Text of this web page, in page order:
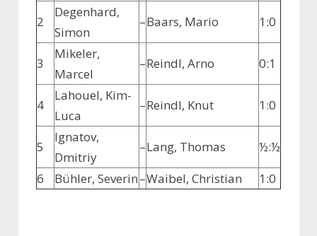
2
Degenhard,
Simon
–Baars, Mario 1:0
3
Mikeler,
Marcel
–Reindl, Arno 0:1
4
Lahouel, Kim-
Luca
–Reindl, Knut 1:0
5
Ignatov,
Dmitriy
–Lang, Thomas
½:½
6
Bühler, Severin–Waibel, Christian 1:0